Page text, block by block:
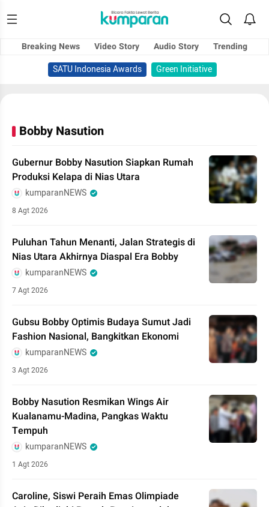
Breaking News Video Story Audio Story
Trending
SATU Indonesia Awards
Green Initiative
Bobby Nasution
Gubernur Bobby Nasution Siapkan Rumah
Produksi Kelapa di Nias Utara
kumparanNEWS
8 Agt 2026
Puluhan Tahun Menanti, Jalan Strategis di
Nias Utara Akhirnya Diaspal Era Bobby
kumparanNEWS
7 Agt 2026
Gubsu Bobby Optimis Budaya Sumut Jadi
Fashion Nasional, Bangkitkan Ekonomi
kumparanNEWS
3 Agt 2026
Bobby Nasution Resmikan Wings Air
Kualanamu-Madina, Pangkas Waktu
Tempuh
kumparanNEWS
1 Agt 2026
Caroline, Siswi Peraih Emas Olimpiade